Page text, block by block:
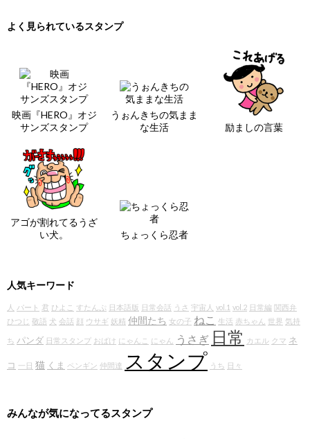
よく見られているスタンプ
映画『HERO』オジ
サンズスタンプ
うぉんきちの気まま
な生活
励ましの言葉
アゴが割れてるうざ
い犬。
ちょっくら忍者
人気キーワード
人 パート 君 ひよこ すたんぷ 日本語版 日常会話 うさ 宇宙人 vol.1 vol.2 日常編 関西弁
ひつじ 敬語 犬 会話 顔 ウサギ 妖精 仲間たち 女の子 ねこ 生活 赤ちゃん 世界 気持
ち パンダ 日常スタンプ おばけ にゃんこ にゃん うさぎ 日常 カエル クマ ネ
コ 一日 猫 くま ペンギン 仲間達 スタンプ うち 日々
みんなが気になってるスタンプ